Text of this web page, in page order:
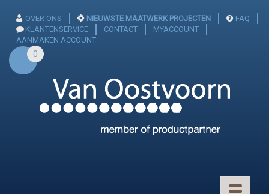
OVER ONS NIEUWSTE MAATWERK PROJECTEN
FAQ
KLANTENSERVICE
CONTACT
MYACCOUNT
AANMAKEN ACCOUNT
0
Toggle